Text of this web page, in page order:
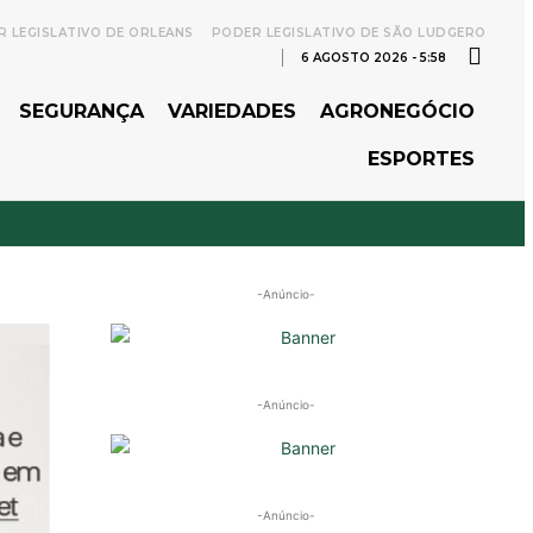
LEGISLATIVO DE ORLEANS
PODER LEGISLATIVO DE SÃO LUDGERO
6 AGOSTO 2026 - 5:58
SEGURANÇA VARIEDADES AGRONEGÓCIO
ESPORTES
-Anúncio-
-Anúncio-
-Anúncio-